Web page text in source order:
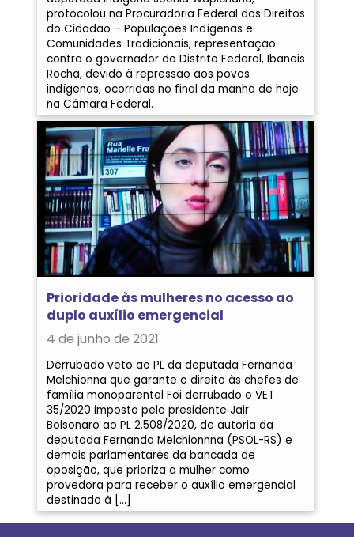
protocolou na Procuradoria Federal dos Direitos
do Cidadão – Populações Indígenas e
Comunidades Tradicionais, representação
contra o governador do Distrito Federal, Ibaneis
Rocha, devido à repressão aos povos
indígenas, ocorridas no final da manhã de hoje
na Câmara Federal.
Prioridade às mulheres no acesso ao
duplo auxílio emergencial
4 de junho de 2021
Derrubado veto ao PL da deputada Fernanda
Melchionna que garante o direito às chefes de
família monoparental Foi derrubado o VET
35/2020 imposto pelo presidente Jair
Bolsonaro ao PL 2.508/2020, de autoria da
deputada Fernanda Melchionnna (PSOL-RS) e
demais parlamentares da bancada de
oposição, que prioriza a mulher como
provedora para receber o auxílio emergencial
destinado à […]